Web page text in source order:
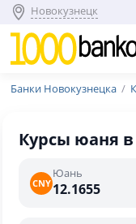
Новокузнецк
Банки Новокузнецка
Курсы юаня
CNY
Юань
12.1655